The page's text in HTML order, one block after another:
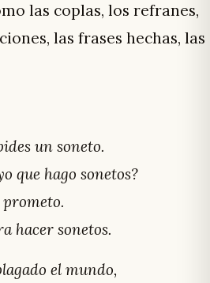
las coplas, los refranes,
las frases hechas, las
un soneto.
que hago sonetos?
hacer sonetos.
el mundo,